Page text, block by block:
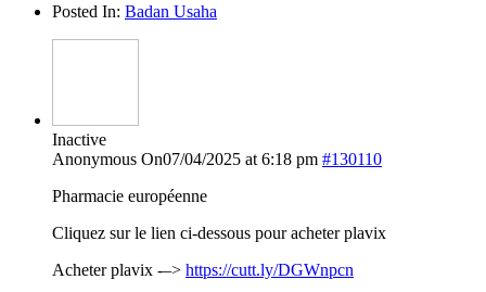
Posted In: Badan Usaha
Inactive
Anonymous On07/04/2025 at 6:18 pm #130110
Pharmacie européenne
Cliquez sur le lien ci-dessous pour acheter plavix
Acheter plavix -–> https://cutt.ly/DGWnpcn